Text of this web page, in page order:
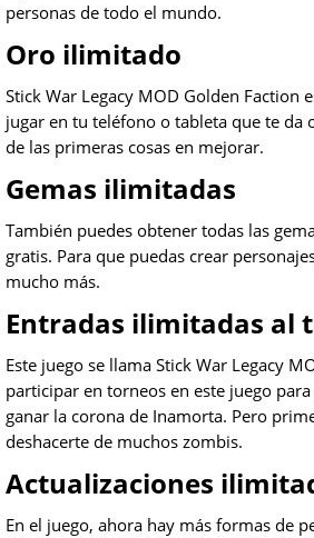
personas de todo el mundo.
Oro ilimitado
Stick War Legacy MOD Golden Faction
jugar en tu teléfono o tableta que te da
de las primeras cosas en mejorar.
Gemas ilimitadas
También puedes obtener todas las
gratis. Para que puedas crear
mucho más.
Entradas ilimitadas al
Este juego se llama Stick War Legacy
participar en torneos en este juego
ganar la corona de Inamorta. Pero
deshacerte de muchos zombis.
Actualizaciones
En el juego, ahora hay más formas de